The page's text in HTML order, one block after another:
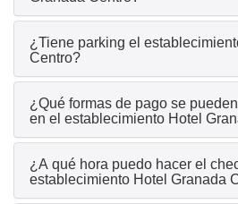
¿Tiene parking el
Centro?
¿Qué formas de pago se
en el establecimiento Hotel
¿A qué hora puedo hacer el
establecimiento Hotel Granada